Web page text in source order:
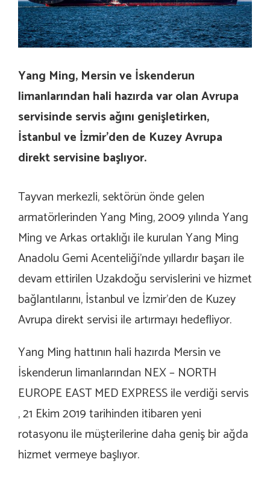
Yang Ming, Mersin ve İskenderun
limanlarından hali hazırda var olan Avrupa
servisinde servis ağını genişletirken,
İstanbul ve İzmir’den de Kuzey Avrupa
direkt servisine başlıyor.
Tayvan merkezli, sektörün önde gelen
armatörlerinden Yang Ming, 2009 yılında Yang
Ming ve Arkas ortaklığı ile kurulan Yang Ming
Anadolu Gemi Acenteliği’nde yıllardır başarı ile
devam ettirilen Uzakdoğu servislerini ve hizmet
bağlantılarını, İstanbul ve İzmir’den de Kuzey
Avrupa direkt servisi ile artırmayı hedefliyor.
Yang Ming hattının hali hazırda Mersin ve
İskenderun limanlarından NEX – NORTH
EUROPE EAST MED EXPRESS ile verdiği servis
, 21 Ekim 2019 tarihinden itibaren yeni
rotasyonu ile müşterilerine daha geniş bir ağda
hizmet vermeye başlıyor.